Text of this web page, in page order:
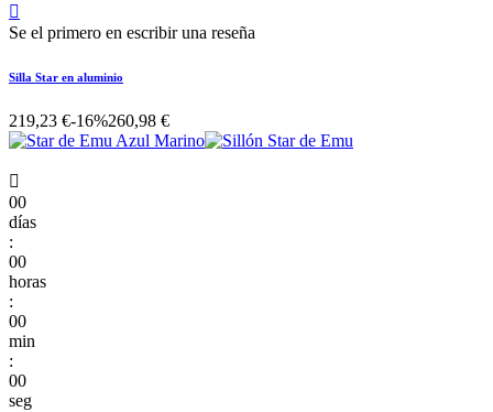

Se el primero en escribir una reseña
Silla Star en aluminio
219,23 €-16%260,98 €

00
días
:
00
horas
:
00
min
:
00
seg